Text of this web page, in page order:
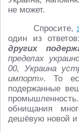
не может.
Спросите,
один из
других
пределах
00, Украина
импорт». То
подержанные
обнищания
дешёвую новой и